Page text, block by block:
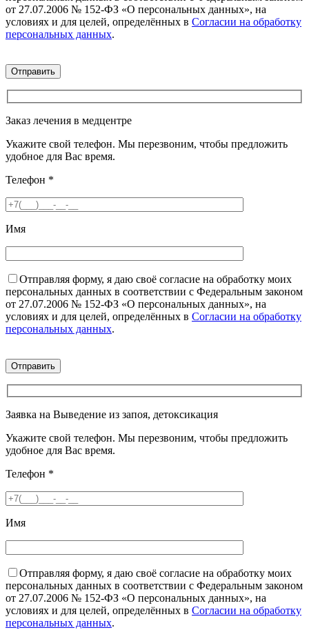
от 27.07.2006 № 152-ФЗ «О персональных данных», на
условиях и для целей, определённых в Согласии на обработку
персональных данных.
Заказ лечения в медцентре
Укажите свой телефон. Мы перезвоним, чтобы предложить
удобное для Вас время.
Телефон *
Имя
Отправляя форму, я даю своё согласие на обработку моих
персональных данных в соответствии с Федеральным законом
от 27.07.2006 № 152-ФЗ «О персональных данных», на
условиях и для целей, определённых в Согласии на обработку
персональных данных.
Заявка на Выведение из запоя, детоксикация
Укажите свой телефон. Мы перезвоним, чтобы предложить
удобное для Вас время.
Телефон *
Имя
Отправляя форму, я даю своё согласие на обработку моих
персональных данных в соответствии с Федеральным законом
от 27.07.2006 № 152-ФЗ «О персональных данных», на
условиях и для целей, определённых в Согласии на обработку
персональных данных.